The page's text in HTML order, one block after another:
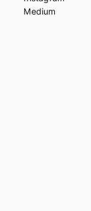
Medium